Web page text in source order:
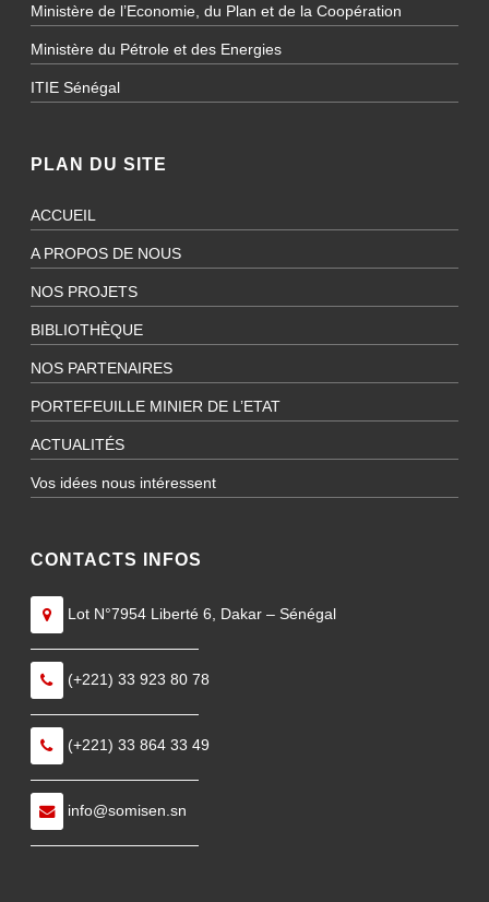
Ministère de l’Economie, du Plan et de la Coopération
Ministère du Pétrole et des Energies
ITIE Sénégal
PLAN DU SITE
ACCUEIL
A PROPOS DE NOUS
NOS PROJETS
BIBLIOTHÈQUE
NOS PARTENAIRES
PORTEFEUILLE MINIER DE L’ETAT
ACTUALITÉS
Vos idées nous intéressent
CONTACTS INFOS
Lot N°7954 Liberté 6, Dakar – Sénégal
———————————
(+221) 33 923 80 78
———————————
(+221) 33 864 33 49
———————————
info@somisen.sn
———————————